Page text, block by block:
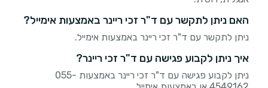
האם ניתן לתקשר עם ד"ר זכי ריינר באמצעות אימייל?
ניתן לתקשר עם ד"ר זכי ריינר באמצעות אימייל.
איך ניתן לקבוע פגישה עם ד"ר זכי ריינר?
ניתן לקבוע פגישה עם ד"ר זכי ריינר באמצעות 055-